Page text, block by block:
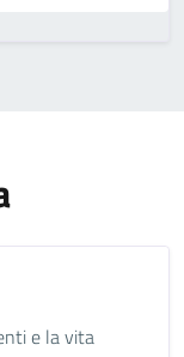
e la vita